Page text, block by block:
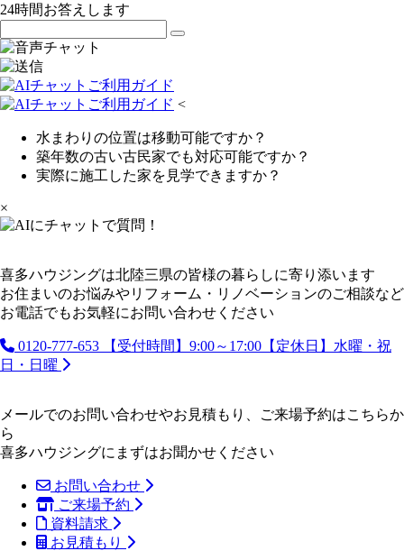
24時間お答えします
<
水まわりの位置は移動可能ですか？
築年数の古い古民家でも対応可能ですか？
実際に施工した家を見学できますか？
×
喜多ハウジングは北陸三県の皆様の暮らしに寄り添います
お住まいのお悩みやリフォーム・リノベーションのご相談など
お電話でもお気軽にお問い合わせください
0120-777-653
【受付時間】9:00～17:00【定休日】水曜・祝
日・日曜
メールでのお問い合わせやお見積もり、ご来場予約はこちらか
ら
喜多ハウジングにまずはお聞かせください
お問い合わせ
ご来場予約
資料請求
お見積もり